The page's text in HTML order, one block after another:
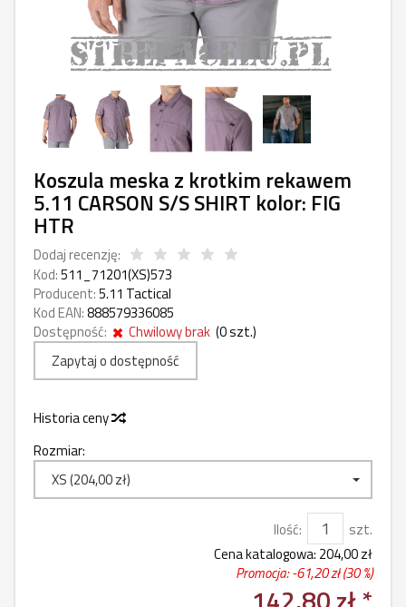
Koszula meska z krotkim rekawem
5.11 CARSON S/S SHIRT kolor: FIG
HTR
Dodaj recenzję:
Kod:511_71201(XS)573
Producent:5.11 Tactical
Kod EAN:888579336085
Dostępność:
Chwilowy brak (0szt.)
Zapytaj o dostępność
Historia ceny
Rozmiar:
XS (204,00 zł)
Ilość:
szt.
Cena katalogowa: 204,00 zł
Promocja: -61,20 zł(30 %)